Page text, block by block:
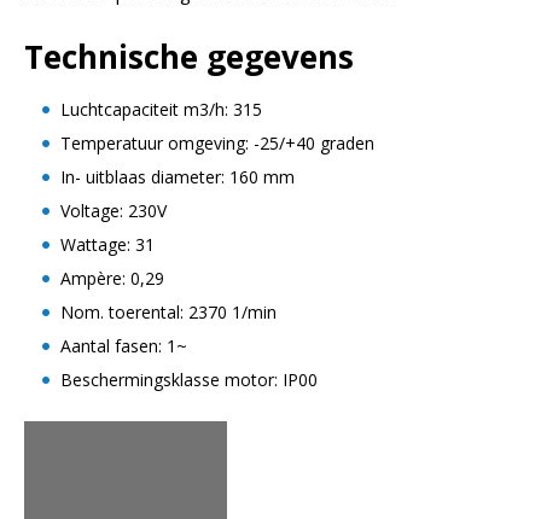
Technische gegevens
Luchtcapaciteit m3/h: 315
Temperatuur omgeving: -25/+40 graden
In- uitblaas diameter: 160 mm
Voltage: 230V
Wattage: 31
Ampère: 0,29
Nom. toerental: 2370 1/min
Aantal fasen: 1~
Beschermingsklasse motor: IP00